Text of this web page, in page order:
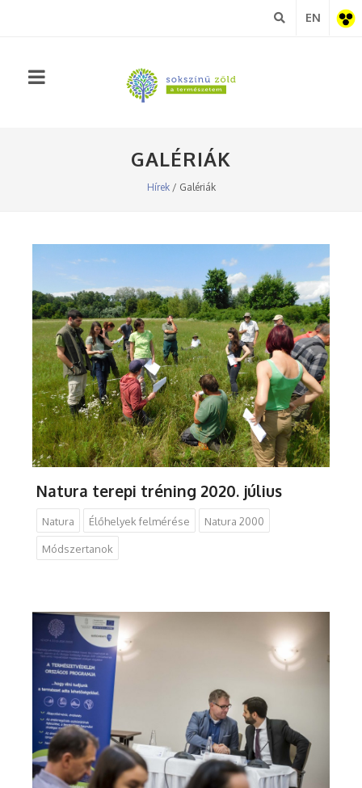
EN
GALÉRIÁK
Hírek/ Galériák
Natura terepi tréning 2020. július
Natura Élőhelyek felmérése Natura 2000
Módszertanok